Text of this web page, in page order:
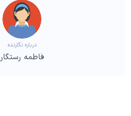
درباره نگارنده
فاطمه رستگار